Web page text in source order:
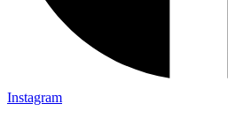
Instagram